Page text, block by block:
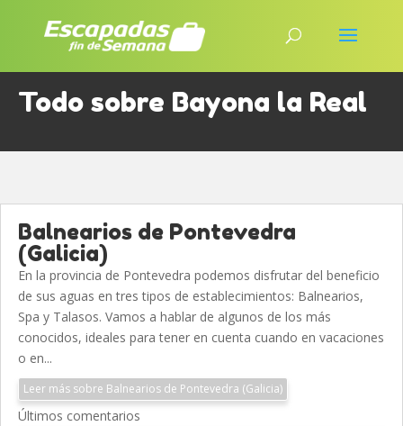
Todo sobre Bayona la Real
Balnearios de Pontevedra
(Galicia)
En la provincia de Pontevedra podemos disfrutar del beneficio
de sus aguas en tres tipos de establecimientos: Balnearios,
Spa y Talasos. Vamos a hablar de algunos de los más
conocidos, ideales para tener en cuenta cuando en vacaciones
o en...
Leer más sobre Balnearios de Pontevedra (Galicia)
Últimos comentarios